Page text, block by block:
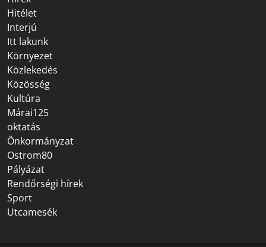
Hitélet
Interjú
Itt lakunk
Környezet
Közlekedés
Közösség
Kultúra
Márai125
oktatás
Önkormányzat
Ostrom80
Pályázat
Rendőrségi hírek
Sport
Utcamesék